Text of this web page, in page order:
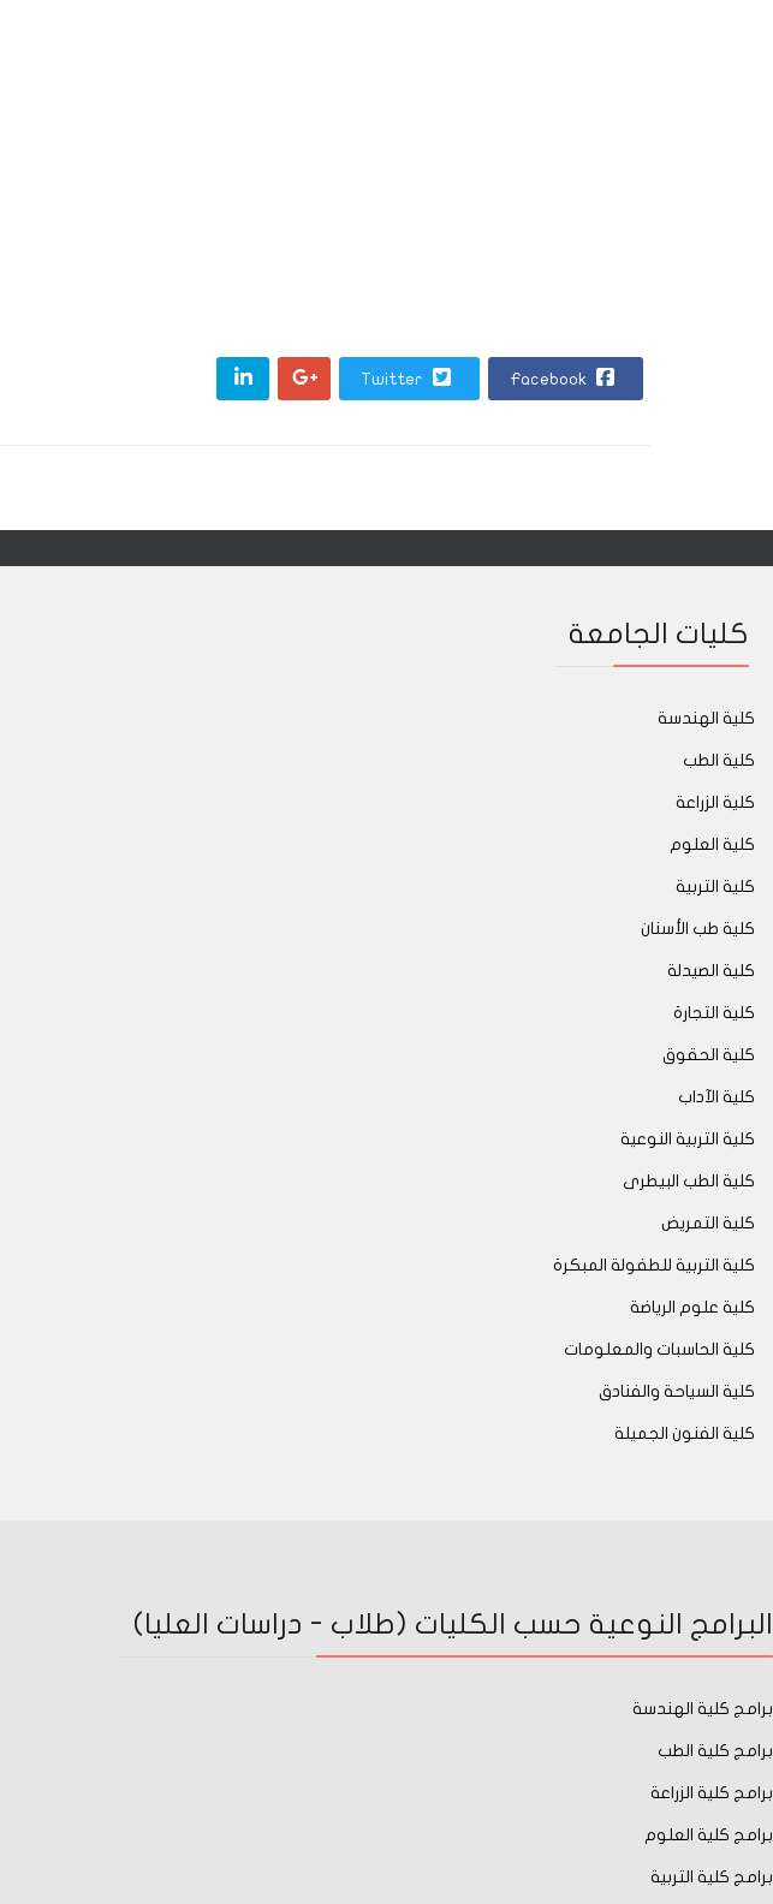
كليات الجامعة
كلية الهندسة
كلية الطب
كلية الزراعة
كلية العلوم
كلية التربية
كلية طب الأسنان
كلية الصيدلة
كلية التجارة
كلية الحقوق
كلية الآداب
كلية التربية النوعية
كلية الطب البيطرى
كلية التمريض
كلية التربية للطفولة المبكرة
كلية علوم الرياضة
كلية الحاسبات والمعلومات
كلية السياحة والفنادق
كلية الفنون الجميلة
البرامج النوعية حسب الكليات (طلاب - دراسات العليا)
برامج كلية الهندسة
برامج كلية الطب
برامج كلية الزراعة
برامج كلية العلوم
برامج كلية التربية